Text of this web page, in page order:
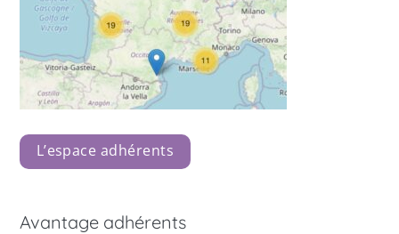
L’espace adhérents
Avantage adhérents